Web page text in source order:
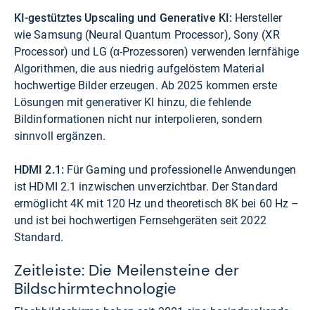
KI-gestütztes Upscaling und Generative KI: Hersteller
wie Samsung (Neural Quantum Processor), Sony (XR
Processor) und LG (α-Prozessoren) verwenden lernfähige
Algorithmen, die aus niedrig aufgelöstem Material
hochwertige Bilder erzeugen. Ab 2025 kommen erste
Lösungen mit generativer KI hinzu, die fehlende
Bildinformationen nicht nur interpolieren, sondern
sinnvoll ergänzen.
HDMI 2.1: Für Gaming und professionelle Anwendungen
ist HDMI 2.1 inzwischen unverzichtbar. Der Standard
ermöglicht 4K mit 120 Hz und theoretisch 8K bei 60 Hz –
und ist bei hochwertigen Fernsehgeräten seit 2022
Standard.
Zeitleiste: Die Meilensteine der
Bildschirmtechnologie